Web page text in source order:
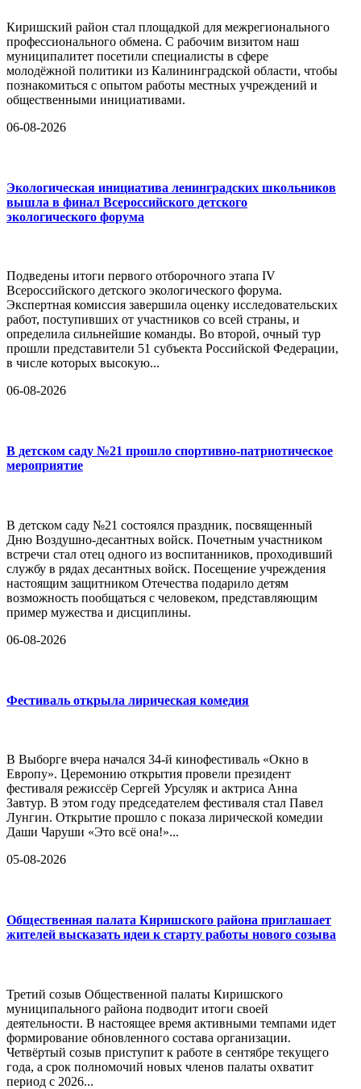
Киришский район стал площадкой для межрегионального
профессионального обмена. С рабочим визитом наш
муниципалитет посетили специалисты в сфере
молодёжной политики из Калининградской области, чтобы
познакомиться с опытом работы местных учреждений и
общественными инициативами.
06-08-2026
Экологическая инициатива ленинградских школьников
вышла в финал Всероссийского детского
экологического форума
Подведены итоги первого отборочного этапа IV
Всероссийского детского экологического форума.
Экспертная комиссия завершила оценку исследовательских
работ, поступивших от участников со всей страны, и
определила сильнейшие команды. Во второй, очный тур
прошли представители 51 субъекта Российской Федерации,
в числе которых высокую...
06-08-2026
В детском саду №21 прошло спортивно-патриотическое
мероприятие
В детском саду №21 состоялся праздник, посвященный
Дню Воздушно-десантных войск. Почетным участником
встречи стал отец одного из воспитанников, проходивший
службу в рядах десантных войск. Посещение учреждения
настоящим защитником Отечества подарило детям
возможность пообщаться с человеком, представляющим
пример мужества и дисциплины.
06-08-2026
Фестиваль открыла лирическая комедия
В Выборге вчера начался 34-й кинофестиваль «Окно в
Европу». Церемонию открытия провели президент
фестиваля режиссёр Сергей Урсуляк и актриса Анна
Завтур. В этом году председателем фестиваля стал Павел
Лунгин. Открытие прошло с показа лирической комедии
Даши Чаруши «Это всё она!»...
05-08-2026
Общественная палата Киришского района приглашает
жителей высказать идеи к старту работы нового созыва
Третий созыв Общественной палаты Киришского
муниципального района подводит итоги своей
деятельности. В настоящее время активными темпами идет
формирование обновленного состава организации.
Четвёртый созыв приступит к работе в сентябре текущего
года, а срок полномочий новых членов палаты охватит
период с 2026...